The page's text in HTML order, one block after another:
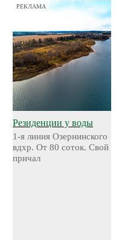
РЕКЛАМА
Резиденции у воды
1-я линия Озернинского
вдхр. От 80 соток. Свой
причал